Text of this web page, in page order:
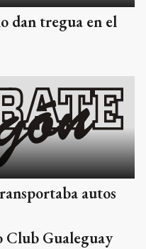
dan tregua en el
autos
Club Gualeguay